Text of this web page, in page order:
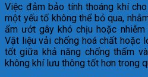
Việc đảm bảo tính thoáng khí
một yếu tố không thể bỏ qua,
ẩm ướt gây khó chịu hoặc
Vật liệu vải chống hoá chất hoặc
tốt giữa khả năng chống thấm
không khí lưu thông tốt hơn trong